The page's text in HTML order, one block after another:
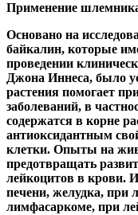
Применение
Основано на
байкалин, которые
проведении
Джона Иннеса, было
растения помогает
заболеваний, в
содержатся в корне
антиоксидантным
клетки. Опыты на
предотвращать
лейкоцитов в крови.
печени, желудка, при
лимфасаркоме, при